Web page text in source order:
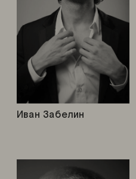
Иван Забелин